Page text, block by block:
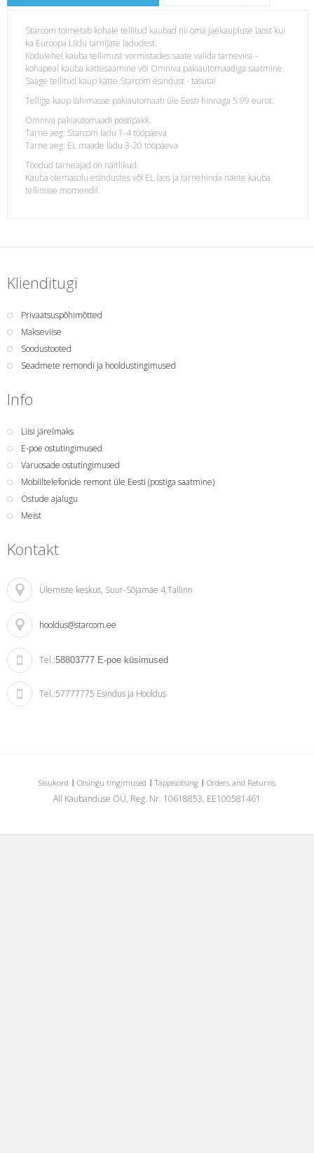
Starcom toimetab kohale tellitud kaubad nii oma jaekaupluse laost kui
ka Euroopa Liidu tarnijate ladudest.
Kodulehel kauba tellimust vormistades saate valida tarneviisi –
kohapeal kauba kättesaamine või Omniva pakiautomaadiga saatmine.
Saage tellitud kaup kätte Starcom esindust - tasuta!
Tellige kaup lähimasse pakiautomaati üle Eesti hinnaga 5.99 eurot.
Omniva pakiautomaadi postipakk.
Tarne aeg: Starcom ladu 1-4 tööpäeva
Tarne aeg: EL maade ladu 3-20 tööpäeva
Toodud tarneajad on näitlikud.
Kauba olemasolu esindustes või EL laos ja tarnehinda näete kauba
tellimise momendil.
Klienditugi
Privaatsuspõhimõtted
Makseviise
Soodustooted
Seadmete remondi ja hooldustingimused
Info
Liisi järelmaks
E-poe ostutingimused
Varuosade ostutingimused
Mobiiltelefonide remont üle Eesti (postiga saatmine)
Ostude ajalugu
Meist
Kontakt
Ülemiste keskus, Suur-Sõjamäe 4,Tallinn
hooldus@starcom.ee
Tel.:58803777 E-poe küsimused
Tel.:57777775 Esindus ja Hooldus
Sisukord Otsingu tingimused Täppisotsing Orders and Returns
All Kaubanduse OÜ, Reg. Nr. 10618853, EE100581461